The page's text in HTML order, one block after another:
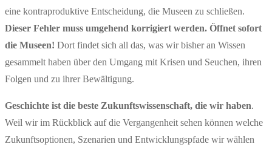
eine kontraproduktive Entscheidung, die Museen zu schließen.
Dieser Fehler muss umgehend korrigiert werden. Öffnet sofort
die Museen! Dort findet sich all das, was wir bisher an Wissen
gesammelt haben über den Umgang mit Krisen und Seuchen, ihren
Folgen und zu ihrer Bewältigung.
Geschichte ist die beste Zukunftswissenschaft, die wir haben.
Weil wir im Rückblick auf die Vergangenheit sehen können welche
Zukunftsoptionen, Szenarien und Entwicklungspfade wir wählen